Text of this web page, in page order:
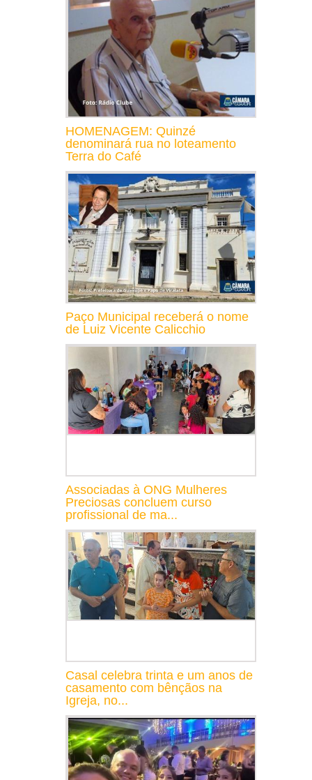
HOMENAGEM: Quinzé
denominará rua no loteamento
Terra do Café
Paço Municipal receberá o nome
de Luiz Vicente Calicchio
Associadas à ONG Mulheres
Preciosas concluem curso
profissional de ma...
Casal celebra trinta e um anos de
casamento com bênçãos na
Igreja, no...